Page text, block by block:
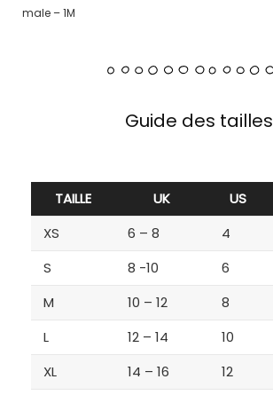
male – 1M
Guide des tailles
TAILLE UK US
XS
6 – 8 4
S
8 -10 6
M
10 – 12 8
L
12 – 14 10
XL
14 – 16 12